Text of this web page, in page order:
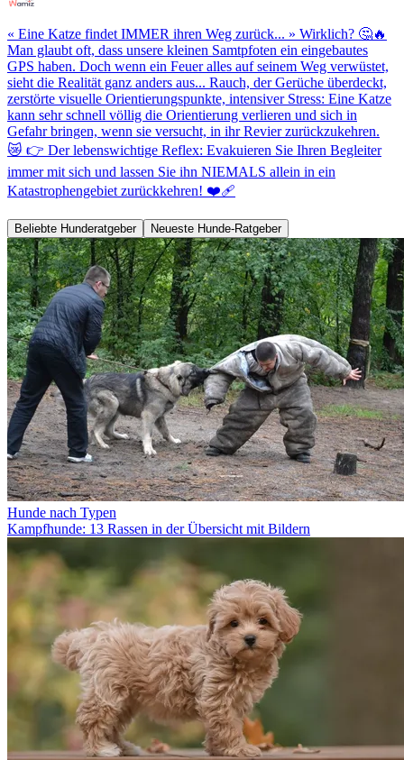
« Eine Katze findet IMMER ihren Weg zurück... » Wirklich? 🤔🔥
Man glaubt oft, dass unsere kleinen Samtpfoten ein eingebautes
GPS haben. Doch wenn ein Feuer alles auf seinem Weg verwüstet,
sieht die Realität ganz anders aus... Rauch, der Gerüche überdeckt,
zerstörte visuelle Orientierungspunkte, intensiver Stress: Eine Katze
kann sehr schnell völlig die Orientierung verlieren und sich in
Gefahr bringen, wenn sie versucht, in ihr Revier zurückzukehren.
😿 👉 Der lebenswichtige Reflex: Evakuieren Sie Ihren Begleiter
immer mit sich und lassen Sie ihn NIEMALS allein in ein
Katastrophengebiet zurückkehren! ❤️‍🩹
Beliebte Hunderatgeber Neueste Hunde-Ratgeber
Hunde nach Typen
Kampfhunde: 13 Rassen in der Übersicht mit Bildern